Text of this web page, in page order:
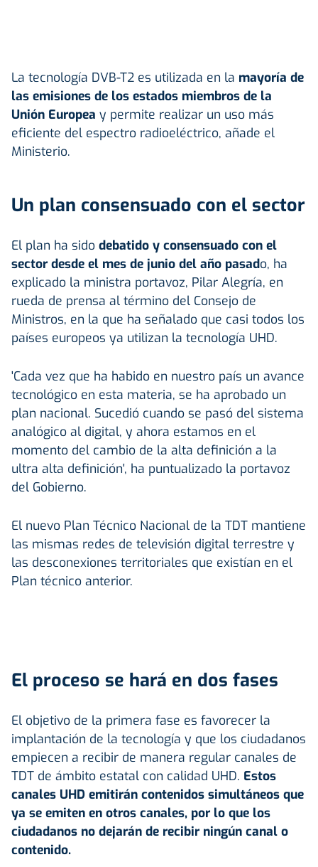
La tecnología DVB-T2 es utilizada en la mayoría de
las emisiones de los estados miembros de la
Unión Europea y permite realizar un uso más
eficiente del espectro radioeléctrico, añade el
Ministerio.
Un plan consensuado con el sector
El plan ha sido debatido y consensuado con el
sector desde el mes de junio del año pasado, ha
explicado la ministra portavoz, Pilar Alegría, en
rueda de prensa al término del Consejo de
Ministros, en la que ha señalado que casi todos los
países europeos ya utilizan la tecnología UHD.
'Cada vez que ha habido en nuestro país un avance
tecnológico en esta materia, se ha aprobado un
plan nacional. Sucedió cuando se pasó del sistema
analógico al digital, y ahora estamos en el
momento del cambio de la alta definición a la
ultra alta definición', ha puntualizado la portavoz
del Gobierno.
El nuevo Plan Técnico Nacional de la TDT mantiene
las mismas redes de televisión digital terrestre y
las desconexiones territoriales que existían en el
Plan técnico anterior.
El proceso se hará en dos fases
El objetivo de la primera fase es favorecer la
implantación de la tecnología y que los ciudadanos
empiecen a recibir de manera regular canales de
TDT de ámbito estatal con calidad UHD. Estos
canales UHD emitirán contenidos simultáneos que
ya se emiten en otros canales, por lo que los
ciudadanos no dejarán de recibir ningún canal o
contenido.